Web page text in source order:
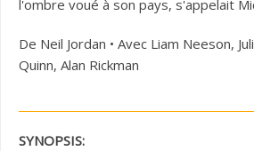
l'ombre voué à son pays, s'appelait
De Neil Jordan • Avec Liam Neeson,
Quinn, Alan Rickman
SYNOPSIS: